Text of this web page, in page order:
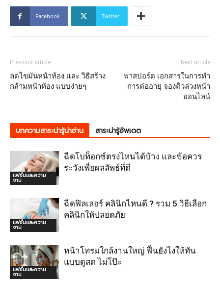
Facebook Twitter
Previous article
ลดไขมันหน้าท้อง และ วิธีสร้าง
กล้ามหน้าท้อง แบบง่ายๆ
Next article
พาสปอร์ต เอกสารในการทำ
การต่ออายุ จองคิวล่วงหน้า
ออนไลน์
บทความสาระน่ารู้น่าอ่าน สาระน่ารู้อัพเดต
แฟชั่นและความ
งาม
ฉีดโบท็อกซ์ตรงไหนได้บ้าง และข้อควร
ระวังเพื่อผลลัพธ์ที่ดี
แฟชั่นและความ
งาม
ฉีดฟิลเลอร์ คลินิกไหนดี ? รวม 5 วิธีเลือก
คลินิกให้ปลอดภัย
แฟชั่นและความ
งาม
หน้าโทรมใกล้งานใหญ่ ฟื้นยังไงให้ทัน
แบบดูสด ไม่โป๊ะ